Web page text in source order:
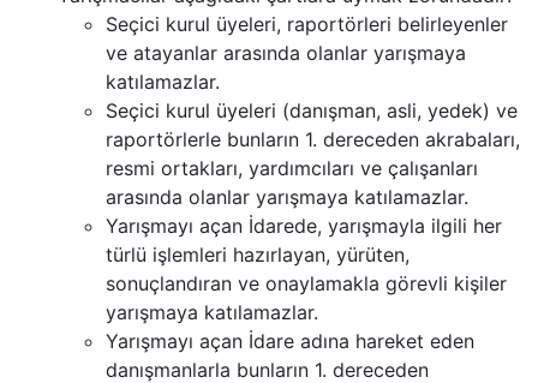
Seçici kurul üyeleri, raportörleri belirleyenler
ve atayanlar arasında olanlar yarışmaya
katılamazlar.
Seçici kurul üyeleri (danışman, asli, yedek) ve
raportörlerle bunların 1. dereceden akrabaları,
resmi ortakları, yardımcıları ve çalışanları
arasında olanlar yarışmaya katılamazlar.
Yarışmayı açan İdarede, yarışmayla ilgili her
türlü işlemleri hazırlayan, yürüten,
sonuçlandıran ve onaylamakla görevli kişiler
yarışmaya katılamazlar.
Yarışmayı açan İdare adına hareket eden
danışmanlarla bunların 1. dereceden